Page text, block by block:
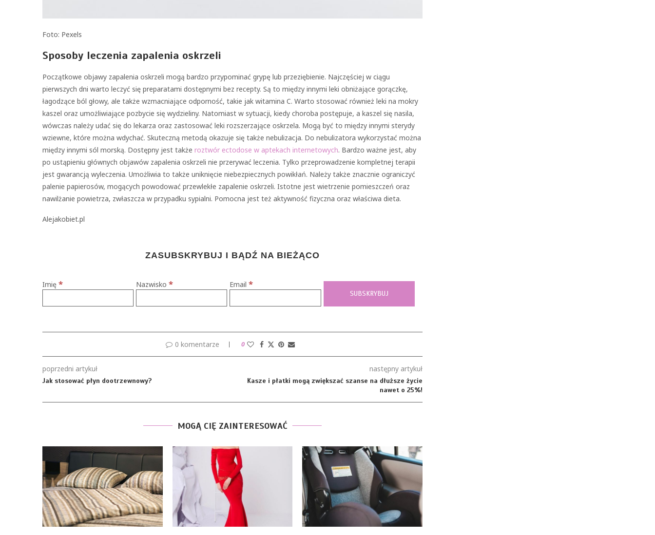
Foto: Pexels
Sposoby leczenia zapalenia oskrzeli
Początkowe objawy zapalenia oskrzeli mogą bardzo przypominać grypę lub przeziębienie. Najczęściej w ciągu
pierwszych dni warto leczyć się preparatami dostępnymi bez recepty. Są to między innymi leki obniżające gorączkę,
łagodzące ból głowy, ale także wzmacniające odporność, takie jak witamina C. Warto stosować również leki na mokry
kaszel oraz umożliwiające pozbycie się wydzieliny. Natomiast w sytuacji, kiedy choroba postępuje, a kaszel się nasila,
wówczas należy udać się do lekarza oraz zastosować leki rozszerzające oskrzela. Mogą być to między innymi sterydy
wziewne, które można wdychać. Skuteczną metodą okazuje się także nebulizacja. Do nebulizatora wykorzystać można
między innymi sól morską. Dostępny jest także roztwór ectodose w aptekach internetowych. Bardzo ważne jest, aby
po ustąpieniu głównych objawów zapalenia oskrzeli nie przerywać leczenia. Tylko przeprowadzenie kompletnej terapii
jest gwarancją wyleczenia. Umożliwia to także uniknięcie niebezpiecznych powikłań. Należy także znacznie ograniczyć
palenie papierosów, mogących powodować przewlekłe zapalenie oskrzeli. Istotne jest wietrzenie pomieszczeń oraz
nawilżanie powietrza, zwłaszcza w przypadku sypialni. Pomocna jest też aktywność fizyczna oraz właściwa dieta.
Alejakobiet.pl
ZASUBSKRYBUJ I BĄDŹ NA BIEŻĄCO
Imię * Nazwisko* Email*
0 komentarze 0
poprzedni artykuł
Jak stosować płyn dootrzewnowy?
następny artykuł
Kasze i płatki mogą zwiększać szanse na dłuższe życie
nawet o 25%!
MOGĄ CIĘ ZAINTERESOWAĆ